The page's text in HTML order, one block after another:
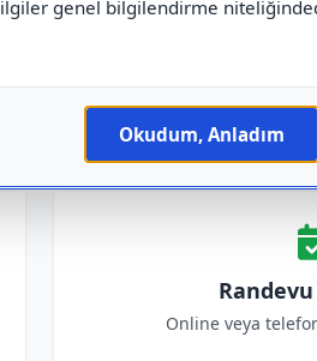
genel bilgilendirme
Okudum, Anladım
Randevu
Online veya